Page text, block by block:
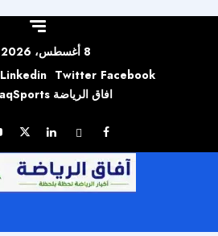
8 أغسطس، 2026
Facebook
Twitter
Linkedin
افاق الرياضة AfaqSports